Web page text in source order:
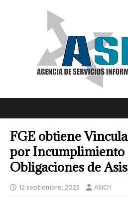
FGE obtiene
por Incumplimiento
Obligaciones de
12 septiembre, 2023 ASICH